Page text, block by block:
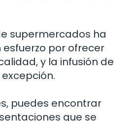
supermercados ha
por ofrecer
y la infusión de
puedes encontrar
que se